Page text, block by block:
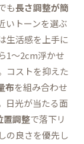
も長さ調整が簡
いトーンを選ぶ
生活感を上手に
1〜2cm浮かせ
コストを抑えた
布を組み合わせ
日光が当たる面
置調整で落下リ
の良さを優先し